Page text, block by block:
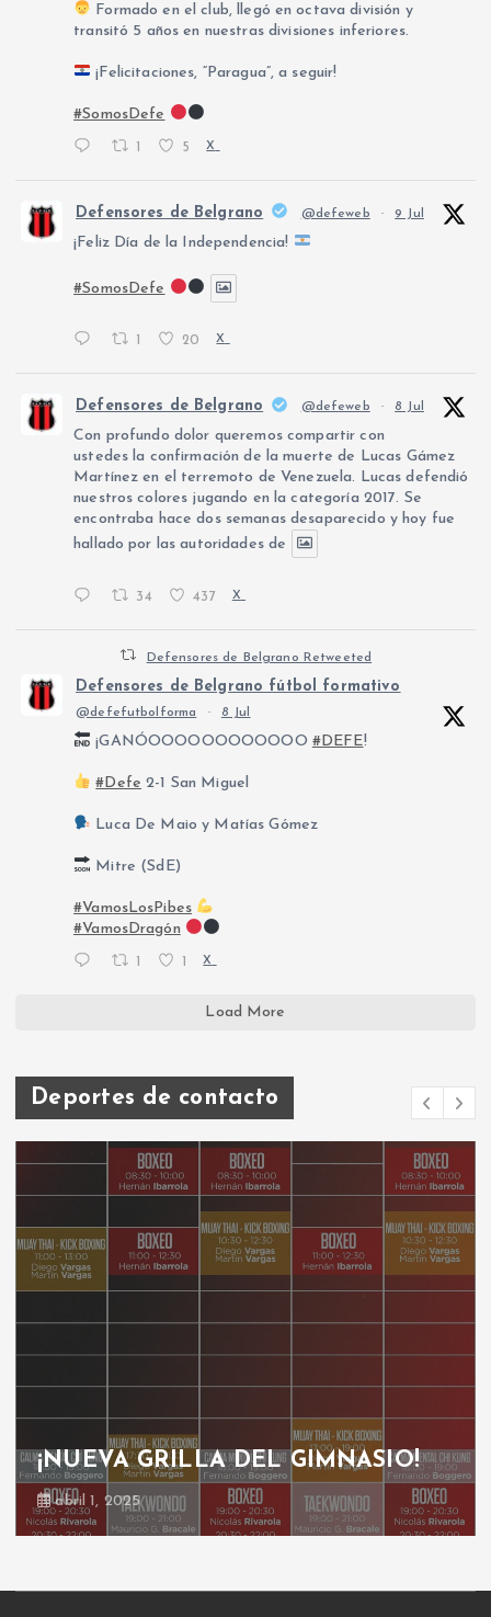
Formado en el club, llegó en octava división y
transitó 5 años en nuestras divisiones inferiores.
¡Felicitaciones, “Paragua”, a seguir!
#SomosDefe
1 5 X
Defensores de Belgrano @defeweb · 9 Jul
¡Feliz Día de la Independencia!
#SomosDefe
20 X
Defensores de Belgrano @defeweb · 8 Jul
Con profundo dolor queremos compartir con
ustedes la confirmación de la muerte de Lucas Gámez
Martínez en el terremoto de Venezuela. Lucas defendió
nuestros colores jugando en la categoría 2017. Se
encontraba hace dos semanas desaparecido y hoy fue
hallado por las autoridades de
34 437 X
Defensores de Belgrano Retweeted
Defensores de Belgrano fútbol formativo
@defefutbolforma · 8 Jul
¡GANÓOOOOOOOOOOOO #DEFE!
#Defe 2-1 San Miguel
Luca De Maio y Matías Gómez
Mitre (SdE)
#VamosLosPibes
#VamosDragón
1 1 X
Load More
Deportes de contacto
¡NUEVA GRILLA DEL GIMNASIO!
abril 1, 2025